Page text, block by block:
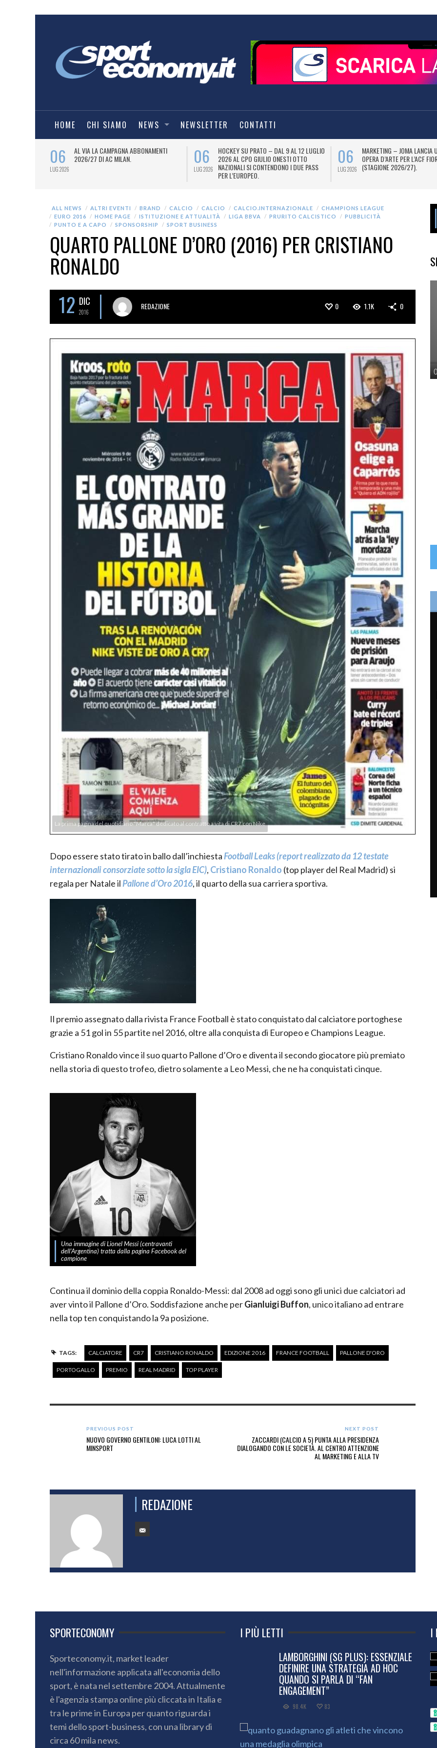
HOME CHI SIAMO NEWS NEWSLETTER CONTATTI
06
LUG 2026
AL VIA LA CAMPAGNA ABBONAMENTI
2026/27 DI AC MILAN.
06
LUG 2026
HOCKEY SU PRATO – DAL 9 AL 12 LUGLIO
2026 AL CPO GIULIO ONESTI OTTO
NAZIONALI SI CONTENDONO I DUE PASS
PER L’EUROPEO.
06
LUG 2026
MARKETING – JOMA LANCIA
OPERA D’ARTE PER L’ACF
(STAGIONE 2026/27).
ALL NEWS ALTRI EVENTI BRAND CALCIO CALCIO CALCIO.INTERNAZIONALE
CHAMPIONS LEAGUE
EURO 2016
HOME PAGE ISTITUZIONE E ATTUALITÀ LIGA BBVA PRURITO CALCISTICO
PUBBLICITÀ
PUNTO E A CAPO
SPONSORSHIP SPORT BUSINESS
QUARTO PALLONE D’ORO (2016) PER CRISTIANO
RONALDO
12 DIC
2016
REDAZIONE 0 1.1K 0
La prima pagina del quotidiano "Marca" dedicato al contratto a vita di CR7 con Nike
Dopo essere stato tirato in ballo dall’inchiestaFootball Leaks (report realizzato da 12 testate
internazionali consorziate sotto la sigla EIC), Cristiano Ronaldo (top player del Real Madrid) si
regala per Natale il Pallone d’Oro 2016, il quarto della sua carriera sportiva.
Il premio assegnato dalla rivista France Football è stato conquistato dal calciatore portoghese
grazie a 51 gol in 55 partite nel 2016, oltre alla conquista di Europeo e Champions League.
Cristiano Ronaldo vince il suo quarto Pallone d’Oro e diventa il secondo giocatore più premiato
nella storia di questo trofeo, dietro solamente a Leo Messi, che ne ha conquistati cinque.
Una immagine di Lionel Messi (centravanti
dell’Argentina) tratta dalla pagina Facebook del
campione
Continua il dominio della coppia Ronaldo-Messi: dal 2008 ad oggi sono gli unici due calciatori ad
aver vinto il Pallone d’Oro. Soddisfazione anche perGianluigi Buffon, unico italiano ad entrare
nella top ten conquistando la 9a posizione.
TAGS: CALCIATORE CR7 CRISTIANO RONALDO EDIZIONE 2016 FRANCE FOOTBALL PALLONE D'ORO
PORTOGALLO PREMIO REAL MADRID TOP PLAYER
PREVIOUS POST
NUOVO GOVERNO GENTILONI: LUCA LOTTI AL
MINSPORT
NEXT POST
ZACCARDI (CALCIO A 5) PUNTA ALLA PRESIDENZA
DIALOGANDO CON LE SOCIETÀ. AL CENTRO ATTENZIONE
AL MARKETING E ALLA TV
REDAZIONE
SPORTECONOMY
Sporteconomy.it, market leader
nell'informazione applicata all'economia dello
sport, è nata nel settembre 2004. Attualmente
è l'agenzia stampa online più cliccata in Italia e
tra le prime in Europa per quanto riguarda i
temi dello sport-business, con una library di
circa 60 mila news.
I PIÙ LETTI
LAMBORGHINI (SG PLUS): ESSENZIALE
DEFINIRE UNA STRATEGIA AD HOC
QUANDO SI PARLA DI “FAN
ENGAGEMENT”
98.4K 83
I